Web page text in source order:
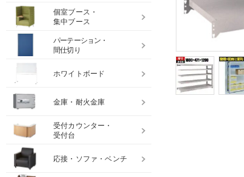
個室ブース・
集中ブース
パーテーション・
間仕切り
ホワイトボード
金庫・耐火金庫
受付カウンター・
受付台
応接・ソファ・ベンチ